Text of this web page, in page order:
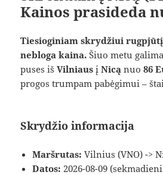
Kainos prasideda
Tiesioginiam skrydžiui
nebloga kaina. Šiuo metu
puses išVilniaus įNicą nuo86
progos trumpam pabėgimui –
Skrydžio informacija
Maršrutas: Vilnius (VNO) ->
Datos: 2026-08-09